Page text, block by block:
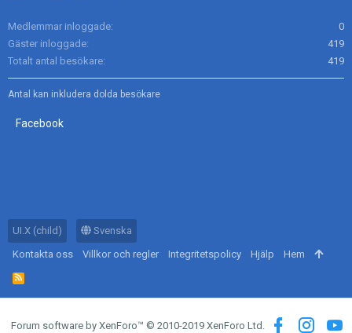
Medlemmar inloggade
0
Gäster inloggade
419
Totalt antal besökare
419
Antal kan inkludera dolda besökare
Facebook
UI.X (child)
Svenska
Kontakta oss
Villkor och regler Integritetspolicy Hjälp Hem
R
S
S
Forum software by XenForo™ © 2010-2019 XenForo Ltd.